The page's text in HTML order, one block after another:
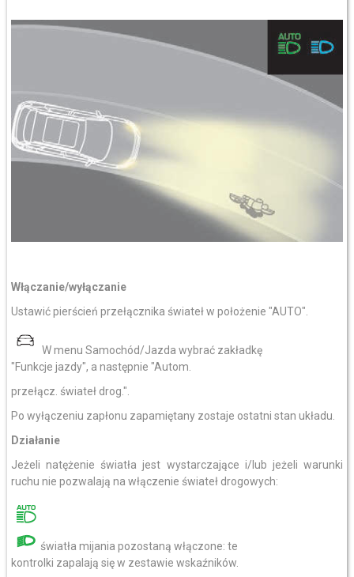
Włączanie/wyłączanie
Ustawić pierścień przełącznika świateł w położenie "AUTO".
W menu Samochód/Jazda wybrać zakładkę
"Funkcje jazdy", a następnie "Autom.
przełącz. świateł drog.".
Po wyłączeniu zapłonu zapamiętany zostaje ostatni stan układu.
Działanie
Jeżeli natężenie światła jest wystarczające i/lub jeżeli warunki
ruchu nie pozwalają na włączenie świateł drogowych:
światła mijania pozostaną włączone: te
kontrolki zapalają się w zestawie wskaźników.